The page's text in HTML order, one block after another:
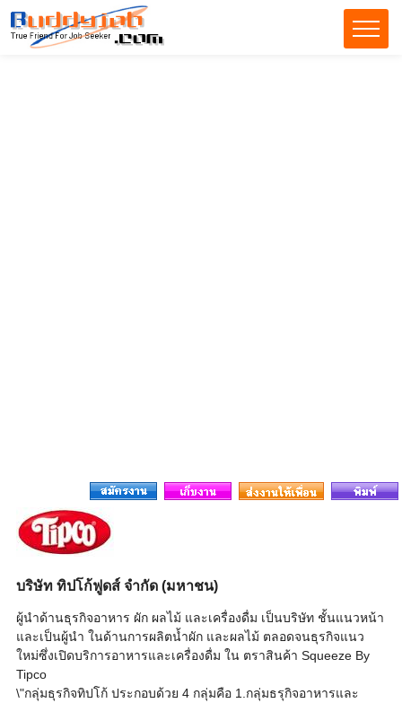
บริษัท ทิปโก้ฟูดส์ จำกัด (มหาชน)
ผู้นำด้านธุรกิจอาหาร ผัก ผลไม้ และเครื่องดื่ม เป็นบริษัท ชั้นแนวหน้า
และเป็นผู้นำ ในด้านการผลิตน้ำผัก และผลไม้ ตลอดจนธุรกิจแนว
ใหม่ซึ่งเปิดบริการอาหารและเครื่องดื่ม ใน ตราสินค้า Squeeze By
Tipco
\"กลุ่มธุรกิจทิปโก้ ประกอบด้วย 4 กลุ่มคือ 1.กลุ่มธรุกิจอาหารและ